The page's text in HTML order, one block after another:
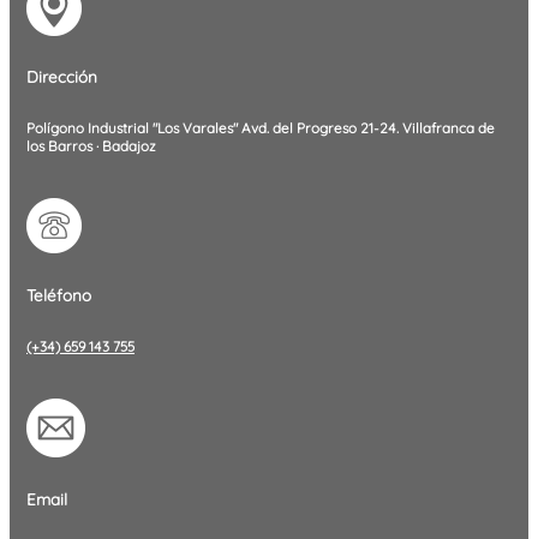
Dirección
Polígono Industrial "Los Varales" Avd. del Progreso 21-24. Villafranca de
los Barros · Badajoz
Teléfono
(+34) 659 143 755
Email